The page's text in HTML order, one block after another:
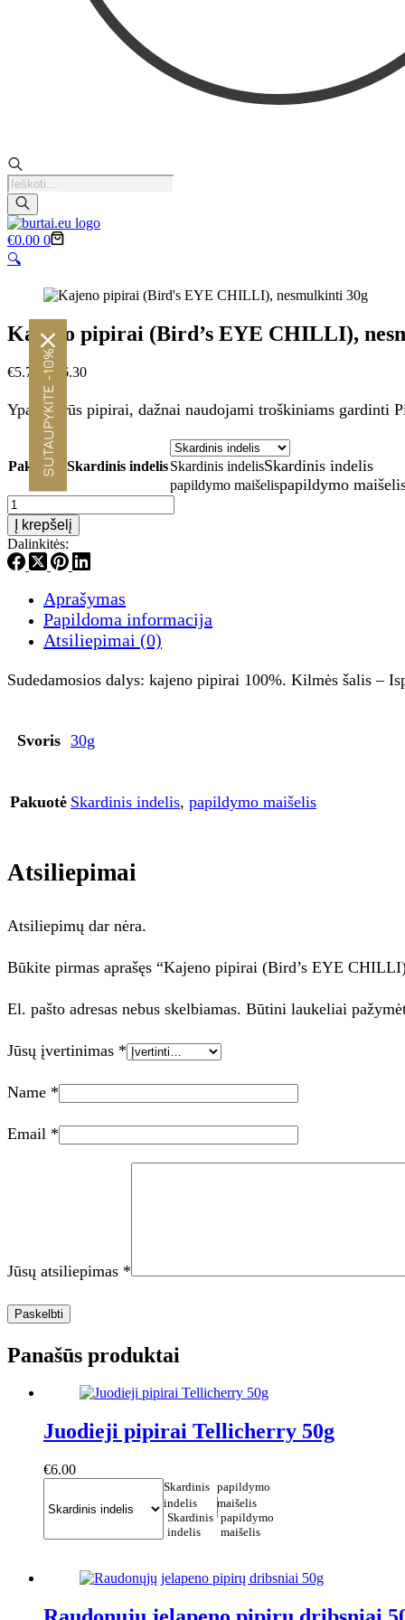
Products
search
Krepšelis
€0.00 0
🔍
Kajeno pipirai (Bird’s EYE CHILLI),
€5.70 – 6.30Price
€5.70
through
Ypač aštrūs pipirai, dažnai naudojami troškiniams gardinti
Pakuotė : Skardinis indelisSkardinis indelisSkardinis indelis
papildymo maišelispapildymo
produkto
kiekis:
Kajeno
pipirai
(Bird's
CHILLI),
nesmulkinti
Į krepšelį
Dalinkitės:
Aprašymas
Papildoma informacija
Atsiliepimai (0)
Sudedamosios dalys: kajeno pipirai 100%. Kilmės šalis –
Svoris 30g
Pakuotė Skardinis indelis, papildymo maišelis
Atsiliepimai
Atsiliepimų dar nėra.
Būkite pirmas aprašęs “Kajeno pipirai (Bird’s EYE
El. pašto adresas nebus skelbiamas. Būtini laukeliai
Jūsų įvertinimas *
Name *
Email *
Jūsų atsiliepimas *
Paskelbti
Panašūs produktai
Juodieji pipirai Tellicherry 50g
€6.00
Skardinis
indelis
Skardinis
indelis
papildymo
maišelis
papildymo
maišelis
has
variants.
SUTAUPYKITE -10%